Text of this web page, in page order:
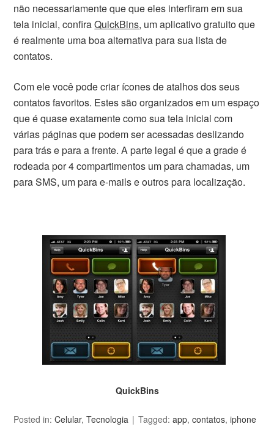
não necessariamente que que eles interfiram em sua
tela inicial, confiraQuickBins, um aplicativo gratuito que
é realmente uma boa alternativa para sua lista de
contatos.
Com ele você pode criar ícones de atalhos dos seus
contatos favoritos. Estes são organizados em um espaço
que é quase exatamente como sua tela inicial com
várias páginas que podem ser acessadas deslizando
para trás e para a frente. A parte legal é que a grade é
rodeada por 4 compartimentos um para chamadas, um
para SMS, um para e-mails e outros para localização.
QuickBins
Posted in:Celular,Tecnologia Tagged:app,contatos,iphone